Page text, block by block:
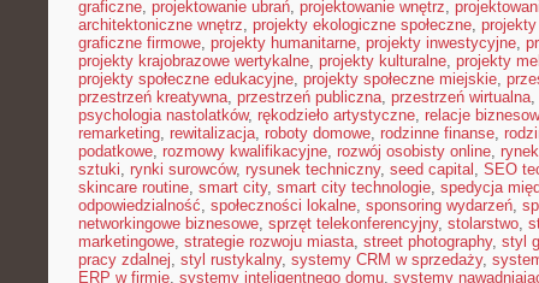
graficzne, projektowanie ubrań, projektowanie wnętrz,
architektoniczne wnętrz, projekty ekologiczne społeczne,
graficzne firmowe, projekty humanitarne, projekty inwestycyjne,
projekty krajobrazowe wertykalne, projekty kulturalne, projekty
projekty społeczne edukacyjne, projekty społeczne miejskie,
przestrzeń kreatywna, przestrzeń publiczna, przestrzeń wirtualna,
psychologia nastolatków, rękodzieło artystyczne, relacje
remarketing, rewitalizacja, roboty domowe, rodzinne finanse,
podatkowe, rozmowy kwalifikacyjne, rozwój osobisty online,
sztuki, rynki surowców, rysunek techniczny, seed capital , SEO
skincare routine, smart city, smart city technologie, spedycja
odpowiedzialność, społeczności lokalne, sponsoring wydarzeń,
networkingowe biznesowe, sprzęt telekonferencyjny, stolarstwo,
marketingowe, strategie rozwoju miasta, street photography, styl
pracy zdalnej, styl rustykalny, systemy CRM w sprzedaży,
ERP w firmie, systemy inteligentnego domu, systemy